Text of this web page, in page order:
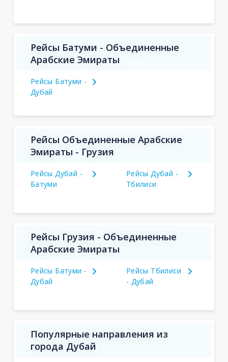
Рейсы Батуми - Объединенные
Арабские Эмираты
Рейсы Батуми -
Дубай
Рейсы Объединенные Арабские
Эмираты - Грузия
Рейсы Дубай -
Батуми
Рейсы Дубай -
Тбилиси
Рейсы Грузия - Объединенные
Арабские Эмираты
Рейсы Батуми -
Дубай
Рейсы Тбилиси
- Дубай
Популярные направления из
города Дубай